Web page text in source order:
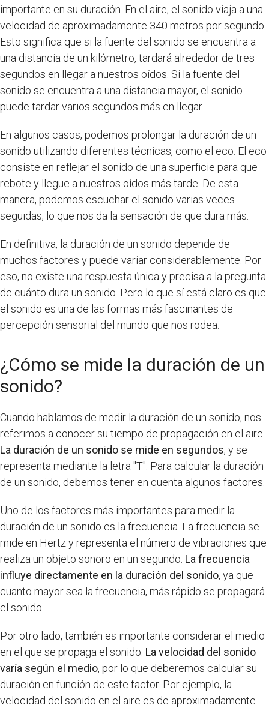
importante en su duración. En el aire, el sonido viaja a una
velocidad de aproximadamente 340 metros por segundo.
Esto significa que si la fuente del sonido se encuentra a
una distancia de un kilómetro, tardará alrededor de tres
segundos en llegar a nuestros oídos. Si la fuente del
sonido se encuentra a una distancia mayor, el sonido
puede tardar varios segundos más en llegar.
En algunos casos, podemos prolongar la duración de un
sonido utilizando diferentes técnicas, como el eco. El eco
consiste en reflejar el sonido de una superficie para que
rebote y llegue a nuestros oídos más tarde. De esta
manera, podemos escuchar el sonido varias veces
seguidas, lo que nos da la sensación de que dura más.
En definitiva, la duración de un sonido depende de
muchos factores y puede variar considerablemente. Por
eso, no existe una respuesta única y precisa a la pregunta
de cuánto dura un sonido. Pero lo que sí está claro es que
el sonido es una de las formas más fascinantes de
percepción sensorial del mundo que nos rodea.
¿Cómo se mide la duración de un
sonido?
Cuando hablamos de medir la duración de un sonido, nos
referimos a conocer su tiempo de propagación en el aire.
La duración de un sonido se mide en segundos, y se
representa mediante la letra "T". Para calcular la duración
de un sonido, debemos tener en cuenta algunos factores.
Uno de los factores más importantes para medir la
duración de un sonido es la frecuencia. La frecuencia se
mide en Hertz y representa el número de vibraciones que
realiza un objeto sonoro en un segundo. La frecuencia
influye directamente en la duración del sonido, ya que
cuanto mayor sea la frecuencia, más rápido se propagará
el sonido.
Por otro lado, también es importante considerar el medio
en el que se propaga el sonido. La velocidad del sonido
varía según el medio, por lo que deberemos calcular su
duración en función de este factor. Por ejemplo, la
velocidad del sonido en el aire es de aproximadamente